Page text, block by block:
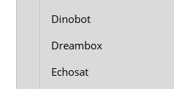
Dinobot
Dreambox
Echosat